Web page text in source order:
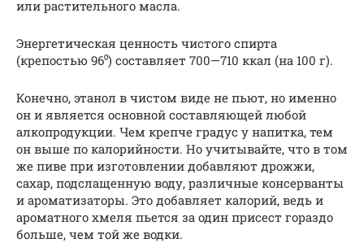
или растительного масла.
Энергетическая ценность чистого спирта
(крепостью 96⁰) составляет 700—710 ккал (на 100 г).
Конечно, этанол в чистом виде не пьют, но именно
он и является основной составляющей любой
алкопродукции. Чем крепче градус у напитка, тем
он выше по калорийности. Но учитывайте, что в том
же пиве при изготовлении добавляют дрожжи,
сахар, подслащенную воду, различные консерванты
и ароматизаторы. Это добавляет калорий, ведь и
ароматного хмеля пьется за один присест гораздо
больше, чем той же водки.